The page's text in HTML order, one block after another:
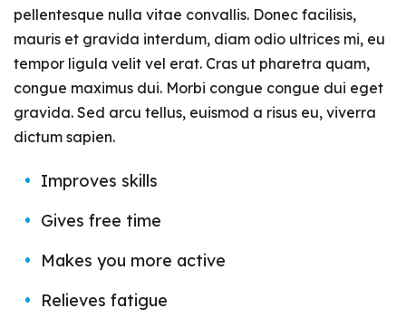
pellentesque nulla vitae convallis. Donec facilisis,
mauris et gravida interdum, diam odio ultrices mi, eu
tempor ligula velit vel erat. Cras ut pharetra quam,
congue maximus dui. Morbi congue congue dui eget
gravida. Sed arcu tellus, euismod a risus eu, viverra
dictum sapien.
Improves skills
Gives free time
Makes you more active
Relieves fatigue